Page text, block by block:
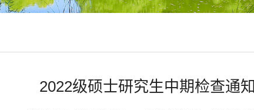
2022级硕士研究生中期检查通知